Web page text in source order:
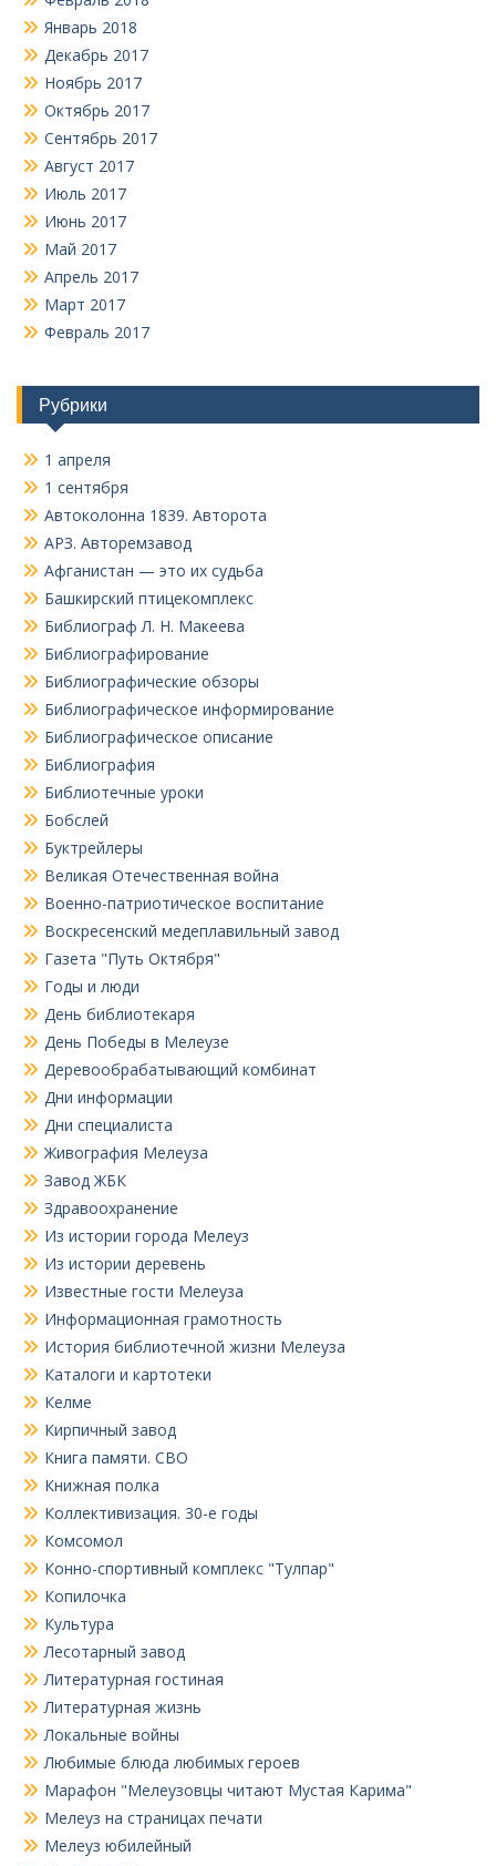
Январь 2018
Декабрь 2017
Ноябрь 2017
Октябрь 2017
Сентябрь 2017
Август 2017
Июль 2017
Июнь 2017
Май 2017
Апрель 2017
Март 2017
Февраль 2017
Рубрики
1 апреля
1 сентября
Автоколонна 1839. Авторота
АРЗ. Авторемзавод
Афганистан — это их судьба
Башкирский птицекомплекс
Библиограф Л. Н. Макеева
Библиографирование
Библиографические обзоры
Библиографическое информирование
Библиографическое описание
Библиография
Библиотечные уроки
Бобслей
Буктрейлеры
Великая Отечественная война
Военно-патриотическое воспитание
Воскресенский медеплавильный завод
Газета "Путь Октября"
Годы и люди
День библиотекаря
День Победы в Мелеузе
Деревообрабатывающий комбинат
Дни информации
Дни специалиста
Живография Мелеуза
Завод ЖБК
Здравоохранение
Из истории города Мелеуз
Из истории деревень
Известные гости Мелеуза
Информационная грамотность
История библиотечной жизни Мелеуза
Каталоги и картотеки
Келме
Кирпичный завод
Книга памяти. СВО
Книжная полка
Коллективизация. 30-е годы
Комсомол
Конно-спортивный комплекс "Тулпар"
Копилочка
Культура
Лесотарный завод
Литературная гостиная
Литературная жизнь
Локальные войны
Любимые блюда любимых героев
Марафон "Мелеузовцы читают Мустая Карима"
Мелеуз на страницах печати
Мелеуз юбилейный